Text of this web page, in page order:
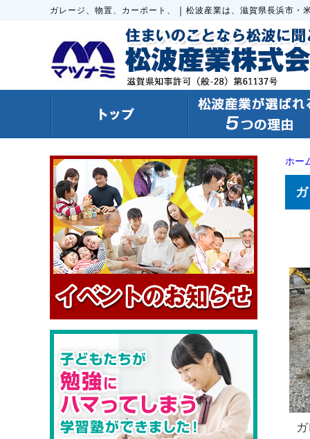
ガレージ、物置、カーポート、 ｜ 松波産業は、滋賀県長浜市・
ホー